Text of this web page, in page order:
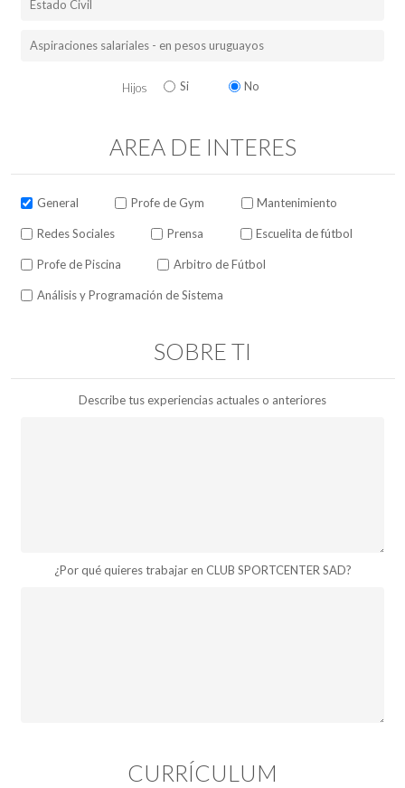
Hijos Si No
AREA DE INTERES
General Profe de Gym Mantenimiento
Redes Sociales Prensa Escuelita de fútbol
Profe de Piscina Arbitro de Fútbol
Análisis y Programación de Sistema
SOBRE TI
Describe tus experiencias actuales o anteriores
¿Por qué quieres trabajar en CLUB SPORTCENTER SAD?
CURRÍCULUM